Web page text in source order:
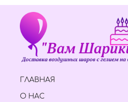
ГЛАВНАЯ
О НАС